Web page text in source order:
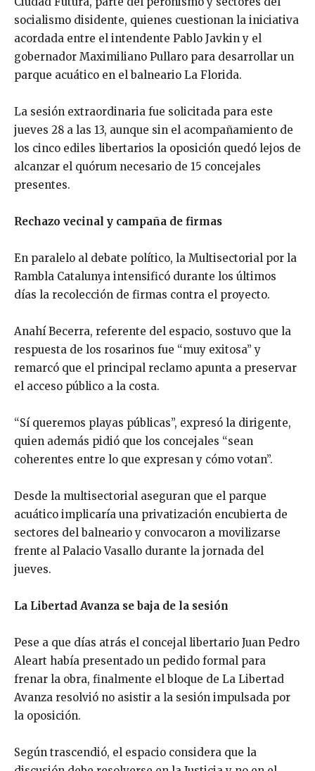
socialismo disidente, quienes cuestionan la iniciativa
acordada entre el intendente Pablo Javkin y el
gobernador Maximiliano Pullaro para desarrollar un
parque acuático en el balneario La Florida.
La sesión extraordinaria fue solicitada para este
jueves 28 a las 13, aunque sin el acompañamiento de
los cinco ediles libertarios la oposición quedó lejos de
alcanzar el quórum necesario de 15 concejales
presentes.
Rechazo vecinal y campaña de firmas
En paralelo al debate político, la Multisectorial por la
Rambla Catalunya intensificó durante los últimos
días la recolección de firmas contra el proyecto.
Anahí Becerra, referente del espacio, sostuvo que la
respuesta de los rosarinos fue “muy exitosa” y
remarcó que el principal reclamo apunta a preservar
el acceso público a la costa.
“Sí queremos playas públicas”, expresó la dirigente,
quien además pidió que los concejales “sean
coherentes entre lo que expresan y cómo votan”.
Desde la multisectorial aseguran que el parque
acuático implicaría una privatización encubierta de
sectores del balneario y convocaron a movilizarse
frente al Palacio Vasallo durante la jornada del
jueves.
La Libertad Avanza se baja de la sesión
Pese a que días atrás el concejal libertario Juan Pedro
Aleart había presentado un pedido formal para
frenar la obra, finalmente el bloque de La Libertad
Avanza resolvió no asistir a la sesión impulsada por
la oposición.
Según trascendió, el espacio considera que la